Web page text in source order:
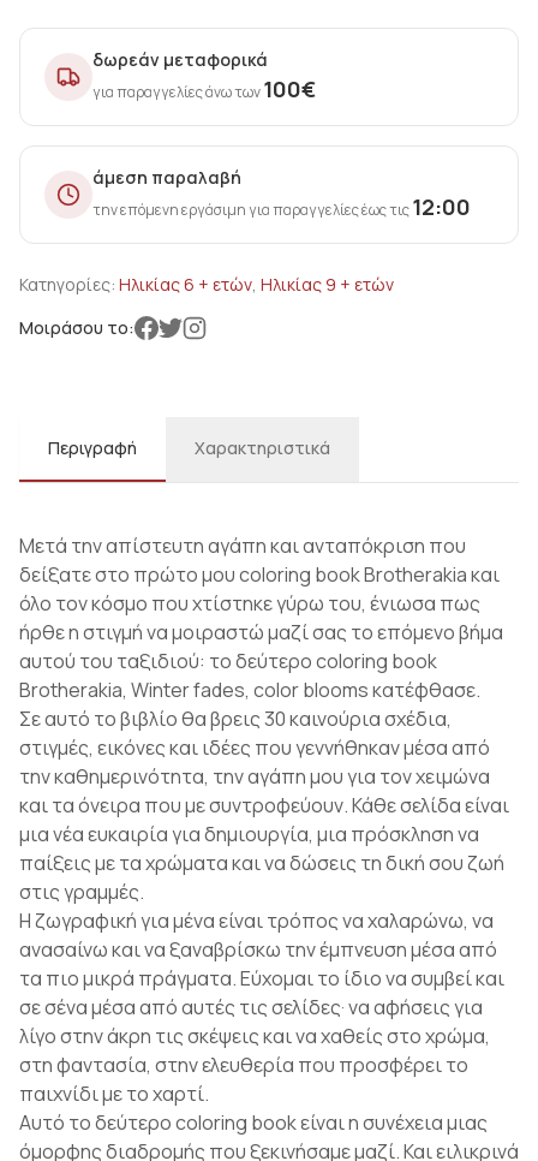
δωρεάν μεταφορικά
για παραγγελίες άνω των100€
άμεση παραλαβή
την επόμενη εργάσιμη για παραγγελίες έως τις12:00
Κατηγορίες: Ηλικίας 6 + ετών, Ηλικίας 9 + ετών
Μοιράσου το:
Περιγραφή Χαρακτηριστικά
Μετά την απίστευτη αγάπη και ανταπόκριση που
δείξατε στο πρώτο μου coloring book Brotherakia και
όλο τον κόσμο που χτίστηκε γύρω του, ένιωσα πως
ήρθε η στιγμή να μοιραστώ μαζί σας το επόμενο βήμα
αυτού του ταξιδιού: το δεύτερο coloring book
Brotherakia, Winter fades, color blooms κατέφθασε.
Σε αυτό το βιβλίο θα βρεις 30 καινούρια σχέδια,
στιγμές, εικόνες και ιδέες που γεννήθηκαν μέσα από
την καθημερινότητα, την αγάπη μου για τον χειμώνα
και τα όνειρα που με συντροφεύουν. Κάθε σελίδα είναι
μια νέα ευκαιρία για δημιουργία, μια πρόσκληση να
παίξεις με τα χρώματα και να δώσεις τη δική σου ζωή
στις γραμμές.
Η ζωγραφική για μένα είναι τρόπος να χαλαρώνω, να
ανασαίνω και να ξαναβρίσκω την έμπνευση μέσα από
τα πιο μικρά πράγματα. Εύχομαι το ίδιο να συμβεί και
σε σένα μέσα από αυτές τις σελίδες· να αφήσεις για
λίγο στην άκρη τις σκέψεις και να χαθείς στο χρώμα,
στη φαντασία, στην ελευθερία που προσφέρει το
παιχνίδι με το χαρτί.
Αυτό το δεύτερο coloring book είναι η συνέχεια μιας
όμορφης διαδρομής που ξεκινήσαμε μαζί. Και ειλικρινά